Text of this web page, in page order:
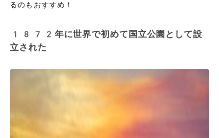
るのもおすすめ！
1872年に世界で初めて国立公園として設
立された